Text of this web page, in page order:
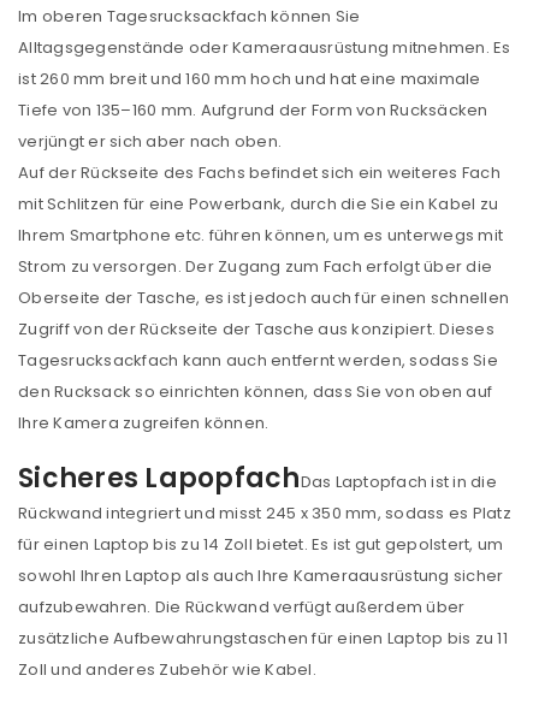
Im oberen Tagesrucksackfach können Sie
Alltagsgegenstände oder Kameraausrüstung mitnehmen. Es
ist 260 mm breit und 160 mm hoch und hat eine maximale
Tiefe von 135–160 mm. Aufgrund der Form von Rucksäcken
verjüngt er sich aber nach oben.
Auf der Rückseite des Fachs befindet sich ein weiteres Fach
mit Schlitzen für eine Powerbank, durch die Sie ein Kabel zu
Ihrem Smartphone etc. führen können, um es unterwegs mit
Strom zu versorgen. Der Zugang zum Fach erfolgt über die
Oberseite der Tasche, es ist jedoch auch für einen schnellen
Zugriff von der Rückseite der Tasche aus konzipiert. Dieses
Tagesrucksackfach kann auch entfernt werden, sodass Sie
den Rucksack so einrichten können, dass Sie von oben auf
Ihre Kamera zugreifen können.
Sicheres LapopfachDas Laptopfach ist in die
Rückwand integriert und misst 245 x 350 mm, sodass es Platz
für einen Laptop bis zu 14 Zoll bietet. Es ist gut gepolstert, um
sowohl Ihren Laptop als auch Ihre Kameraausrüstung sicher
aufzubewahren. Die Rückwand verfügt außerdem über
zusätzliche Aufbewahrungstaschen für einen Laptop bis zu 11
Zoll und anderes Zubehör wie Kabel.